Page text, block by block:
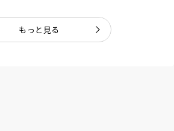
もっと見る